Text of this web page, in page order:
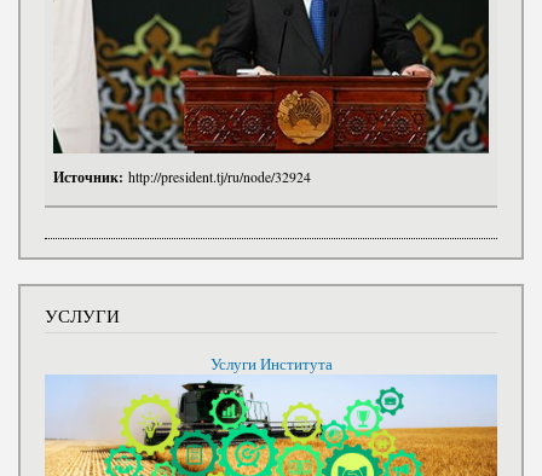
Источник: http://president.tj/ru/node/32924
УСЛУГИ
Услуги Института